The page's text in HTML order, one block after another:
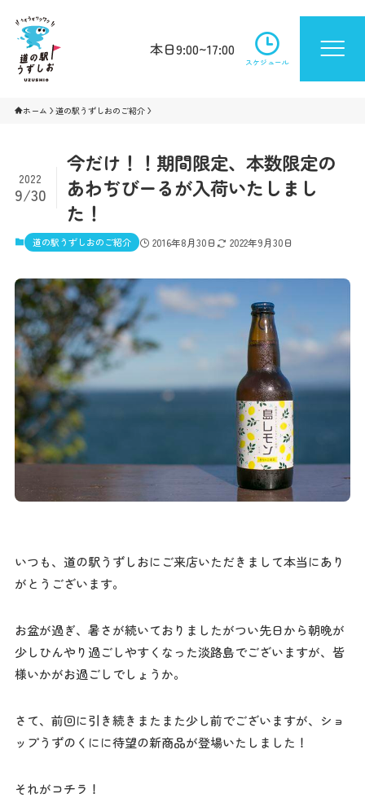
本日9:00~17:00
スケジュール
ホーム 道の駅うずしおのご紹介
今だけ！！期間限定、本数限定の
あわぢびーるが入荷いたしまし
た！
2022
9/30
道の駅うずしおのご紹介 2016年8月30日 2022年9月30日
いつも、道の駅うずしおにご来店いただきまして本当にあり
がとうございます。
お盆が過ぎ、暑さが続いておりましたがつい先日から朝晩が
少しひんやり過ごしやすくなった淡路島でございますが、皆
様いかがお過ごしでしょうか。
さて、前回に引き続きまたまた少し前でございますが、ショ
ップうずのくにに待望の新商品が登場いたしました！
それがコチラ！